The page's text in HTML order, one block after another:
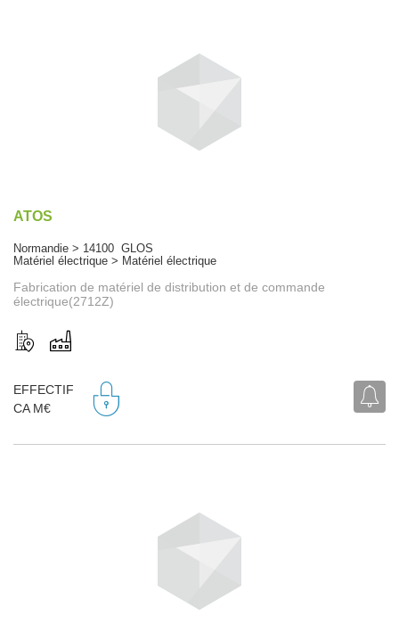
ATOS
Normandie > 14100 GLOS
Matériel électrique > Matériel électrique
Fabrication de matériel de distribution et de commande
électrique(2712Z)
EFFECTIF
CA M€